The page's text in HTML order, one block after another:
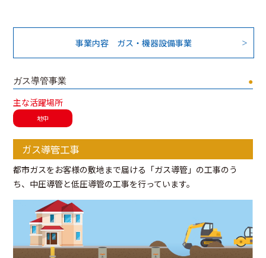
事業内容 ガス・機器設備事業
●
ガス導管事業
主な活躍場所
地中
ガス導管工事
都市ガスをお客様の敷地まで届ける「ガス導管」の工事のう
ち、中圧導管と低圧導管の工事を行っています。